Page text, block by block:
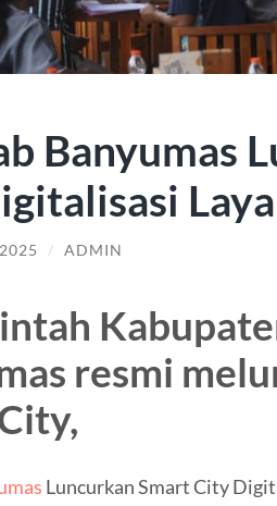
Banyumas
/ ADMIN
resmi
Luncurkan Smart City